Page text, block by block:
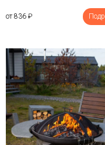
от 836 ₽